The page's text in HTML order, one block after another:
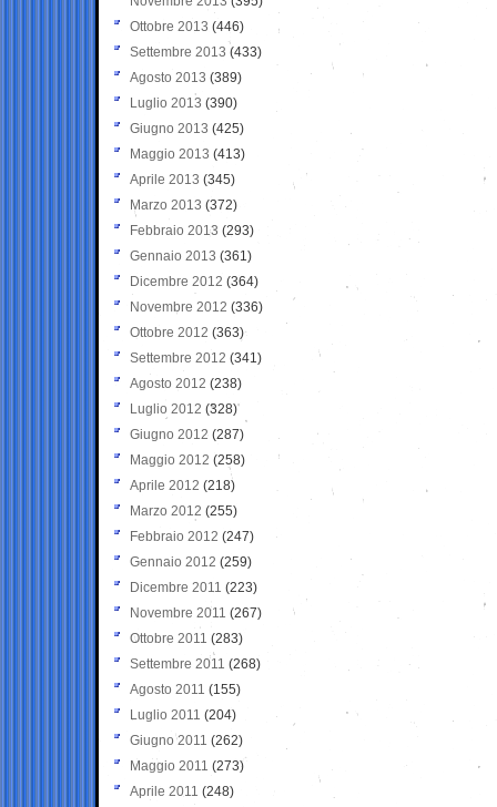
Ottobre 2013 (446)
Settembre 2013 (433)
Agosto 2013 (389)
Luglio 2013 (390)
Giugno 2013 (425)
Maggio 2013 (413)
Aprile 2013 (345)
Marzo 2013 (372)
Febbraio 2013 (293)
Gennaio 2013 (361)
Dicembre 2012 (364)
Novembre 2012 (336)
Ottobre 2012 (363)
Settembre 2012 (341)
Agosto 2012 (238)
Luglio 2012 (328)
Giugno 2012 (287)
Maggio 2012 (258)
Aprile 2012 (218)
Marzo 2012 (255)
Febbraio 2012 (247)
Gennaio 2012 (259)
Dicembre 2011 (223)
Novembre 2011 (267)
Ottobre 2011 (283)
Settembre 2011 (268)
Agosto 2011 (155)
Luglio 2011 (204)
Giugno 2011 (262)
Maggio 2011 (273)
Aprile 2011 (248)